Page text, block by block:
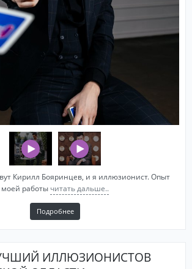
Кирилл Бояринцев, и я иллюзионист. Опыт
моей работы читать дальше..
Подробнее
ИЛЛЮЗИОНИСТОВ